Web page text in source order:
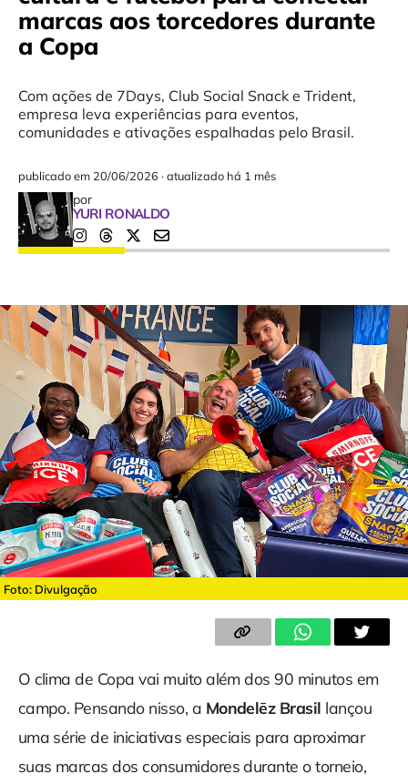
marcas aos torcedores durante
a Copa
Com ações de 7Days, Club Social Snack e Trident,
empresa leva experiências para eventos,
comunidades e ativações espalhadas pelo Brasil.
publicado em 20/06/2026 ·atualizado há 1 mês
por
YURI RONALDO
Foto: Divulgação
O clima de Copa vai muito além dos 90 minutos em
campo. Pensando nisso, a Mondelēz Brasil lançou
uma série de iniciativas especiais para aproximar
suas marcas dos consumidores durante o torneio,